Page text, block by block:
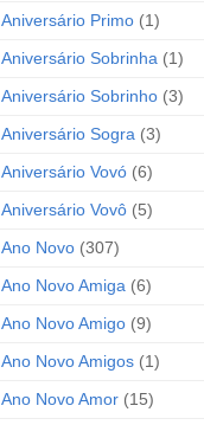
Aniversário Primo (1)
Aniversário Sobrinha (1)
Aniversário Sobrinho (3)
Aniversário Sogra (3)
Aniversário Vovó (6)
Aniversário Vovô (5)
Ano Novo (307)
Ano Novo Amiga (6)
Ano Novo Amigo (9)
Ano Novo Amigos (1)
Ano Novo Amor (15)